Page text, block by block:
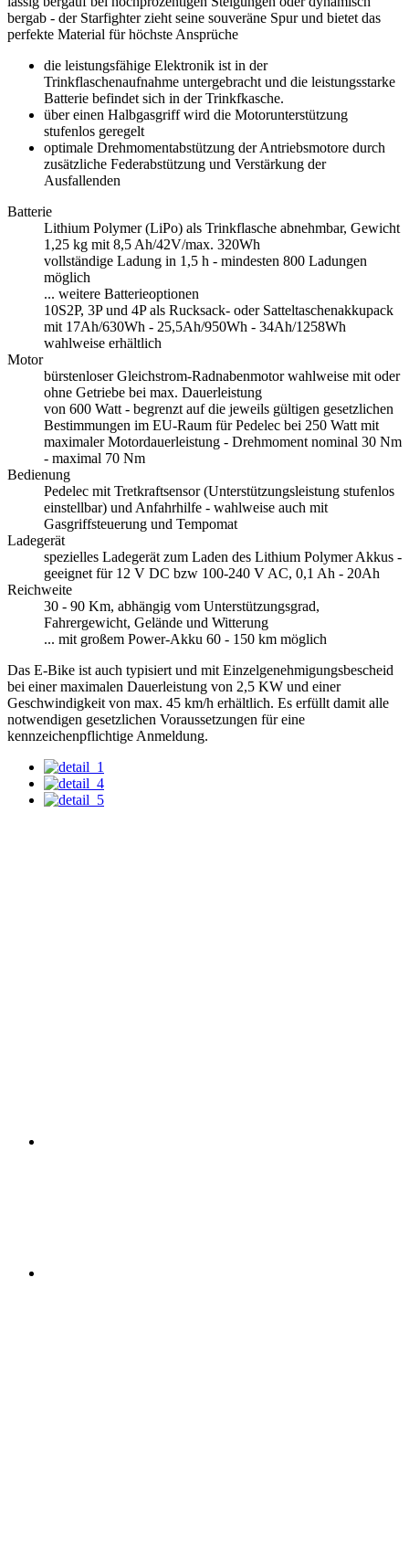
bergab - der Starfighter zieht seine souveräne Spur und bietet das
perfekte Material für höchste Ansprüche
die leistungsfähige Elektronik ist in der
Trinkflaschenaufnahme untergebracht und die leistungsstarke
Batterie befindet sich in der Trinkfkasche.
über einen Halbgasgriff wird die Motorunterstützung
stufenlos geregelt
optimale Drehmomentabstützung der Antriebsmotore durch
zusätzliche Federabstützung und Verstärkung der
Ausfallenden
Batterie
Lithium Polymer (LiPo) als Trinkflasche abnehmbar, Gewicht
1,25 kg mit 8,5 Ah/42V/max. 320Wh
vollständige Ladung in 1,5 h - mindesten 800 Ladungen
möglich
... weitere Batterieoptionen
10S2P, 3P und 4P als Rucksack- oder Satteltaschenakkupack
mit 17Ah/630Wh - 25,5Ah/950Wh - 34Ah/1258Wh
wahlweise erhältlich
Motor
bürstenloser Gleichstrom-Radnabenmotor wahlweise mit oder
ohne Getriebe bei max. Dauerleistung
von 600 Watt - begrenzt auf die jeweils gültigen gesetzlichen
Bestimmungen im EU-Raum für Pedelec bei 250 Watt mit
maximaler Motordauerleistung - Drehmoment nominal 30 Nm
- maximal 70 Nm
Bedienung
Pedelec mit Tretkraftsensor (Unterstützungsleistung stufenlos
einstellbar) und Anfahrhilfe - wahlweise auch mit
Gasgriffsteuerung und Tempomat
Ladegerät
spezielles Ladegerät zum Laden des Lithium Polymer Akkus -
geeignet für 12 V DC bzw 100-240 V AC, 0,1 Ah - 20Ah
Reichweite
30 - 90 Km, abhängig vom Unterstützungsgrad,
Fahrergewicht, Gelände und Witterung
... mit großem Power-Akku 60 - 150 km möglich
Das E-Bike ist auch typisiert und mit Einzelgenehmigungsbescheid
bei einer maximalen Dauerleistung von 2,5 KW und einer
Geschwindigkeit von max. 45 km/h erhältlich. Es erfüllt damit alle
notwendigen gesetzlichen Voraussetzungen für eine
kennzeichenpflichtige Anmeldung.